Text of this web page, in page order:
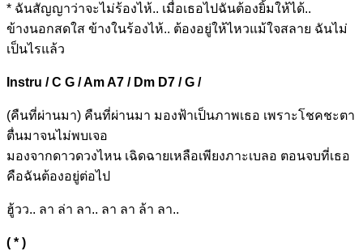
* ฉันสัญญาว่าจะไม่ร้องไห้.. เมื่อเธอไปฉันต้องยิ้มให้ได้..
ข้างนอกสดใส ข้างในร้องไห้.. ต้องอยู่ให้ไหวแม้ใจสลาย ฉันไม่
เป็นไรแล้ว
Instru / C G / Am A7 / Dm D7 / G /
(คืนที่ผ่านมา) คืนที่ผ่านมา มองฟ้าเป็นภาพเธอ เพราะโชคชะตา
ตื่นมาจนไม่พบเจอ
มองจากดาวดวงไหน เฉิดฉายเหลือเพียงภาะเบลอ ตอนจบที่เธอ
คือฉันต้องอยู่ต่อไป
ฮู้วว.. ลา ล่า ลา.. ลา ลา ล้า ลา..
( * )